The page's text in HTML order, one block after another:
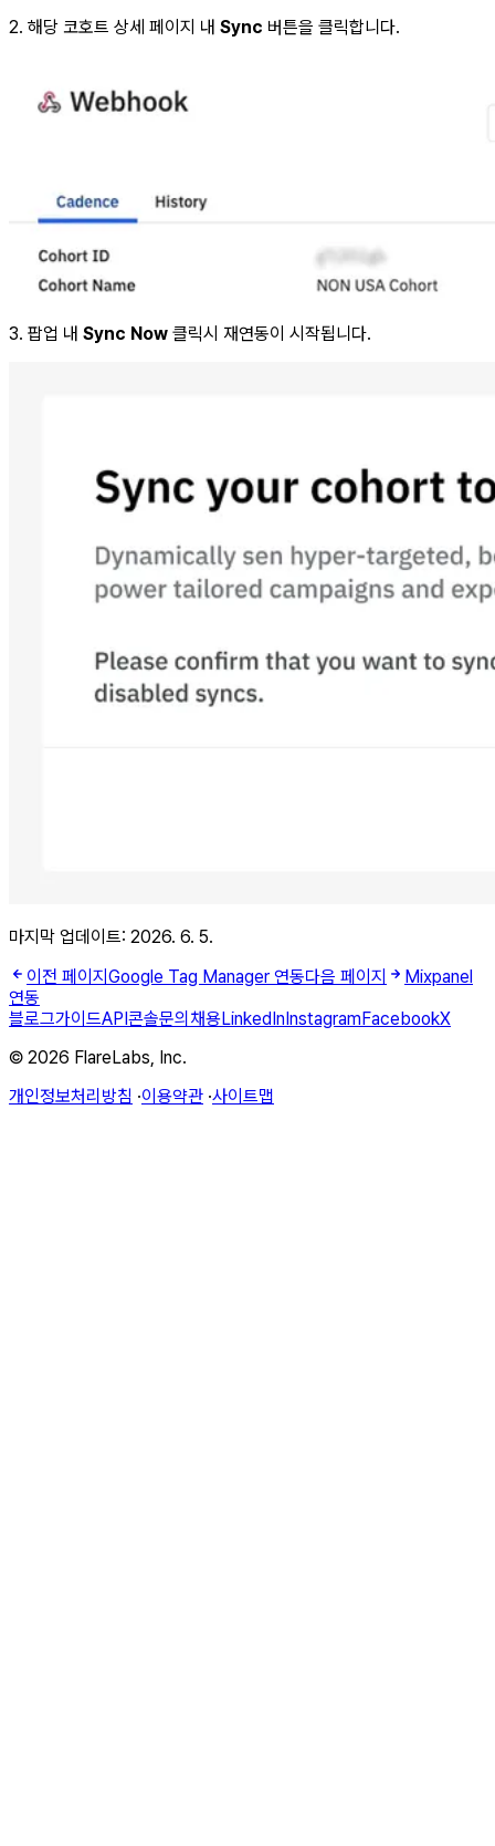
2. 해당 코호트 상세 페이지 내 Sync 버튼을 클릭합니다.
3. 팝업 내 Sync Now 클릭시 재연동이 시작됩니다.
마지막 업데이트: 2026. 6. 5.
이전 페이지Google Tag Manager 연동다음 페이지
Mixpanel
연동
블로그가이드API콘솔문의 채용LinkedInInstagramFacebookX
© 2026 FlareLabs, Inc.
개인정보처리방침 ·이용약관 ·사이트맵